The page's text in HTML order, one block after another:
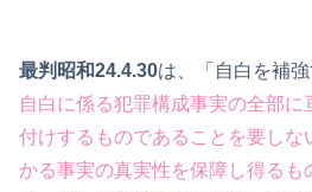
最判昭和24.4.30は、「自白を補
自白に係る犯罪構成事実の全部
付けするものであることを要しな
かる事実の真実性を保障し得るも